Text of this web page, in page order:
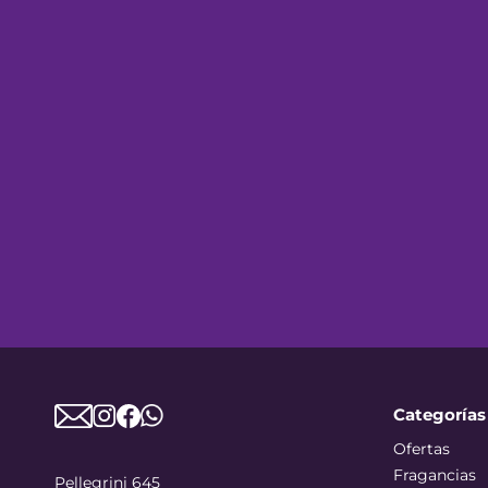
Pellegrini 645
Categorías
Ofertas
Fragancias